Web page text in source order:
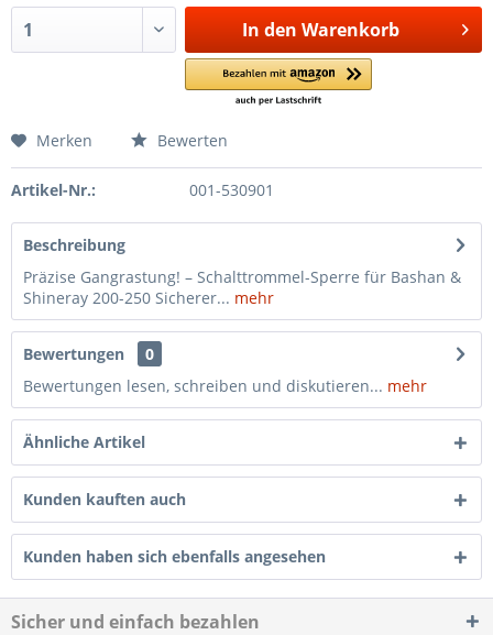
In den Warenkorb
Merken Bewerten
Artikel-Nr.: 001-530901
Beschreibung
Präzise Gangrastung! – Schalttrommel-Sperre für Bashan &
Shineray 200-250 Sicherer... mehr
Bewertungen
0
Bewertungen lesen, schreiben und diskutieren... mehr
Ähnliche Artikel
Kunden kauften auch
Kunden haben sich ebenfalls angesehen
Sicher und einfach bezahlen